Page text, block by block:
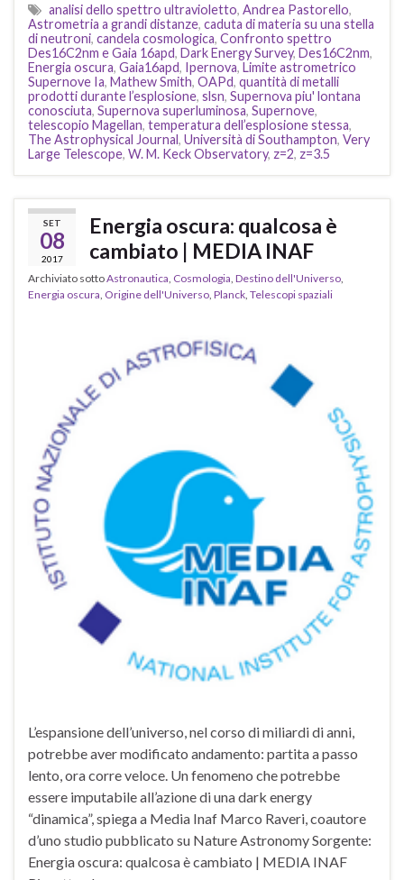
analisi dello spettro ultravioletto, Andrea Pastorello,
Astrometria a grandi distanze, caduta di materia su una stella
di neutroni, candela cosmologica, Confronto spettro
Des16C2nm e Gaia 16apd, Dark Energy Survey, Des16C2nm,
Energia oscura, Gaia16apd, Ipernova, Limite astrometrico
Supernove Ia, Mathew Smith, OAPd, quantità di metalli
prodotti durante l’esplosione, slsn, Supernova piu' lontana
conosciuta, Supernova superluminosa, Supernove,
telescopio Magellan, temperatura dell’esplosione stessa,
The Astrophysical Journal, Università di Southampton, Very
Large Telescope, W. M. Keck Observatory, z=2, z=3.5
SET
08
2017
Energia oscura: qualcosa è
cambiato | MEDIA INAF
Archiviato sottoAstronautica Cosmologia Destino dell'Universo
Energia oscura Origine dell'Universo Planck Telescopi spaziali
L’espansione dell’universo, nel corso di miliardi di anni,
potrebbe aver modificato andamento: partita a passo
lento, ora corre veloce. Un fenomeno che potrebbe
essere imputabile all’azione di una dark energy
“dinamica”, spiega a Media Inaf Marco Raveri, coautore
d’uno studio pubblicato su Nature Astronomy Sorgente:
Energia oscura: qualcosa è cambiato | MEDIA INAF